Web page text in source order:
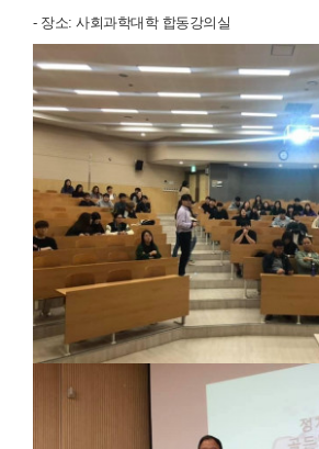
- 장소: 사회과학대학 합동강의실